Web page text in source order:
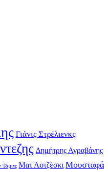
Γιάνις Στρέλιενκς
Δημήτρης Αγραβάνης
Τόμιτς Ματ Λοτζέσκι Μουσταφά